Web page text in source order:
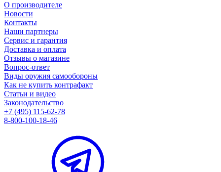
О производителе
Новости
Контакты
Наши партнеры
Сервис и гарантия
Доставка и оплата
Отзывы о магазине
Вопрос-ответ
Виды оружия самообороны
Как не купить контрафакт
Статьи и видео
Законодательство
+7 (495) 115-62-78
8-800-100-18-46